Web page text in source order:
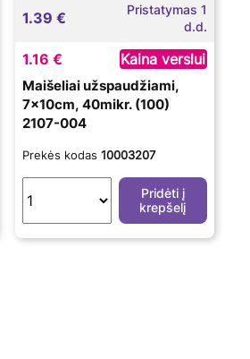
1.39 €
Pristatymas 1
d.d.
1.16 € Kaina verslui
Maišeliai užspaudžiami,
7x10cm, 40mikr. (100)
2107-004
Prekės kodas10003207
Pridėti į
krepšelį